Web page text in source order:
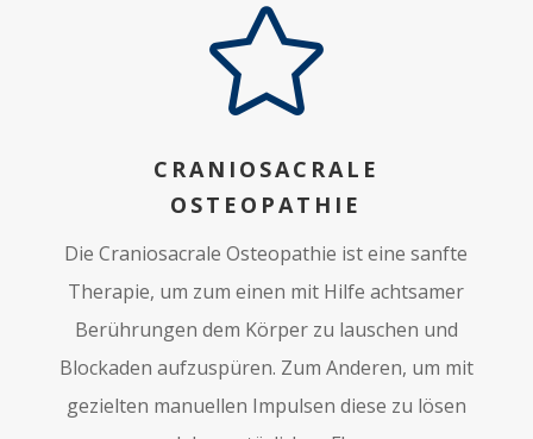

CRANIOSACRALE
OSTEOPATHIE
Die Craniosacrale Osteopathie ist eine sanfte
Therapie, um zum einen mit Hilfe achtsamer
Berührungen dem Körper zu lauschen und
Blockaden aufzuspüren. Zum Anderen, um mit
gezielten manuellen Impulsen diese zu lösen